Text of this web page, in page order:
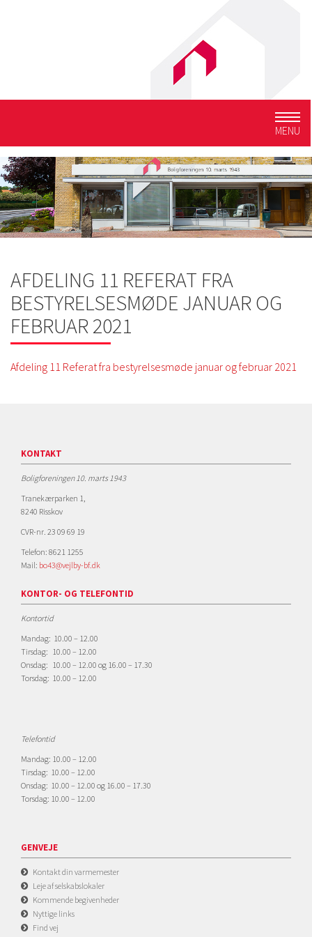
MENU
AFDELING 11 REFERAT FRA
BESTYRELSESMØDE JANUAR OG
FEBRUAR 2021
Afdeling 11 Referat fra bestyrelsesmøde januar og februar 2021
KONTAKT
Boligforeningen 10. marts 1943
Tranekærparken 1,
8240 Risskov
CVR-nr. 23 09 69 19
Telefon: 8621 1255
Mail: bo43@vejlby-bf.dk
KONTOR- OG TELEFONTID
Kontortid
Mandag: 10.00 – 12.00
Tirsdag: 10.00 – 12.00
Onsdag: 10.00 – 12.00 og 16.00 – 17.30
Torsdag: 10.00 – 12.00
Telefontid
Mandag: 10.00 – 12.00
Tirsdag: 10.00 – 12.00
Onsdag: 10.00 – 12.00 og 16.00 – 17.30
Torsdag: 10.00 – 12.00
GENVEJE
Kontakt din varmemester
Leje af selskabslokaler
Kommende begivenheder
Nyttige links
Find vej